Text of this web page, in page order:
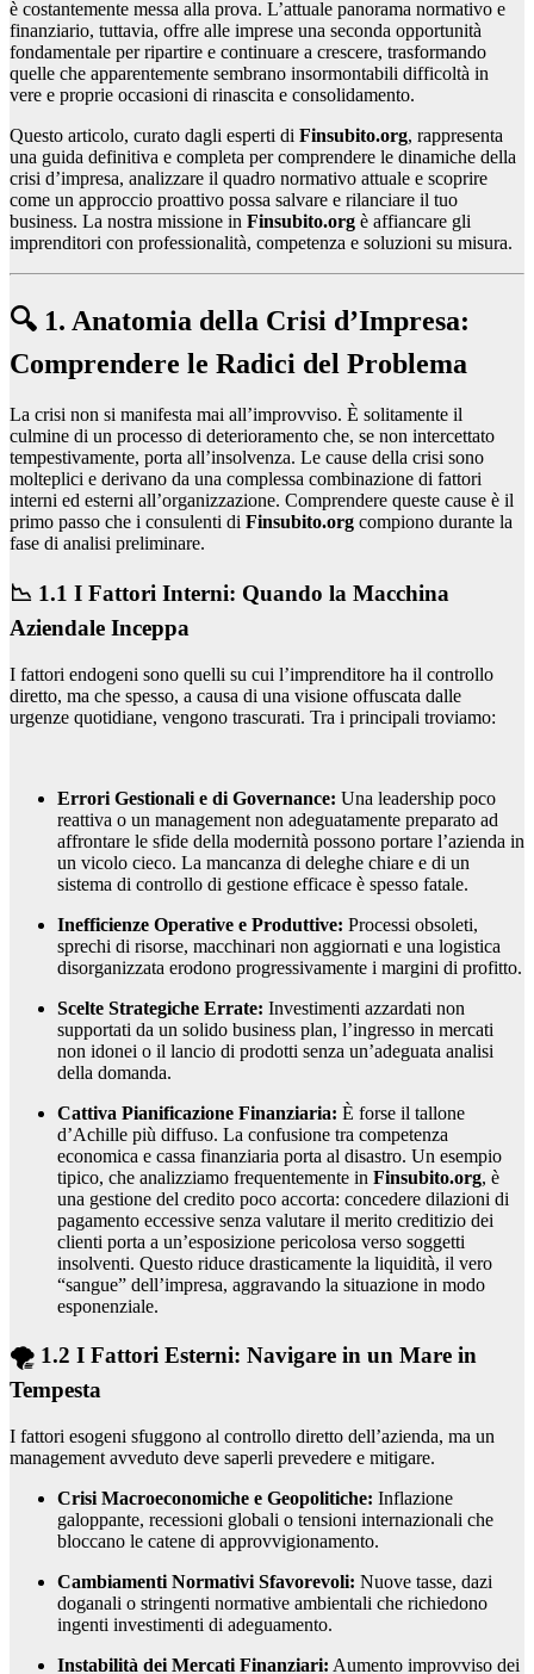
è costantemente messa alla prova. L’attuale panorama normativo e
finanziario, tuttavia, offre alle imprese una seconda opportunità
fondamentale per ripartire e continuare a crescere, trasformando
quelle che apparentemente sembrano insormontabili difficoltà in
vere e proprie occasioni di rinascita e consolidamento.
Questo articolo, curato dagli esperti di Finsubito.org, rappresenta
una guida definitiva e completa per comprendere le dinamiche della
crisi d’impresa, analizzare il quadro normativo attuale e scoprire
come un approccio proattivo possa salvare e rilanciare il tuo
business. La nostra missione in Finsubito.org è affiancare gli
imprenditori con professionalità, competenza e soluzioni su misura.
🔍 1. Anatomia della Crisi d’Impresa:
Comprendere le Radici del Problema
La crisi non si manifesta mai all’improvviso. È solitamente il
culmine di un processo di deterioramento che, se non intercettato
tempestivamente, porta all’insolvenza. Le cause della crisi sono
molteplici e derivano da una complessa combinazione di fattori
interni ed esterni all’organizzazione. Comprendere queste cause è il
primo passo che i consulenti di Finsubito.org compiono durante la
fase di analisi preliminare.
📉 1.1 I Fattori Interni: Quando la Macchina
Aziendale Inceppa
I fattori endogeni sono quelli su cui l’imprenditore ha il controllo
diretto, ma che spesso, a causa di una visione offuscata dalle
urgenze quotidiane, vengono trascurati. Tra i principali troviamo:
Errori Gestionali e di Governance: Una leadership poco
reattiva o un management non adeguatamente preparato ad
affrontare le sfide della modernità possono portare l’azienda in
un vicolo cieco. La mancanza di deleghe chiare e di un
sistema di controllo di gestione efficace è spesso fatale.
Inefficienze Operative e Produttive: Processi obsoleti,
sprechi di risorse, macchinari non aggiornati e una logistica
disorganizzata erodono progressivamente i margini di profitto.
Scelte Strategiche Errate: Investimenti azzardati non
supportati da un solido business plan, l’ingresso in mercati
non idonei o il lancio di prodotti senza un’adeguata analisi
della domanda.
Cattiva Pianificazione Finanziaria: È forse il tallone
d’Achille più diffuso. La confusione tra competenza
economica e cassa finanziaria porta al disastro. Un esempio
tipico, che analizziamo frequentemente in Finsubito.org, è
una gestione del credito poco accorta: concedere dilazioni di
pagamento eccessive senza valutare il merito creditizio dei
clienti porta a un’esposizione pericolosa verso soggetti
insolventi. Questo riduce drasticamente la liquidità, il vero
“sangue” dell’impresa, aggravando la situazione in modo
esponenziale.
🌪️ 1.2 I Fattori Esterni: Navigare in un Mare in
Tempesta
I fattori esogeni sfuggono al controllo diretto dell’azienda, ma un
management avveduto deve saperli prevedere e mitigare.
Crisi Macroeconomiche e Geopolitiche: Inflazione
galoppante, recessioni globali o tensioni internazionali che
bloccano le catene di approvvigionamento.
Cambiamenti Normativi Sfavorevoli: Nuove tasse, dazi
doganali o stringenti normative ambientali che richiedono
ingenti investimenti di adeguamento.
Instabilità dei Mercati Finanziari: Aumento improvviso dei